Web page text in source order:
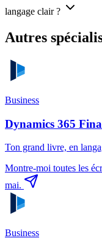
langage clair ?
Autres
Business
Dynamics 365
Ton grand livre, en
Montre-moi toutes les
mai.
Business